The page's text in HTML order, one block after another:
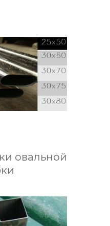
овальной